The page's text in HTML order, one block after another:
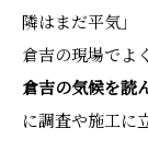
隣はまだ平気」
倉吉の現場でよ
倉吉の気候を読
に調査や施工に